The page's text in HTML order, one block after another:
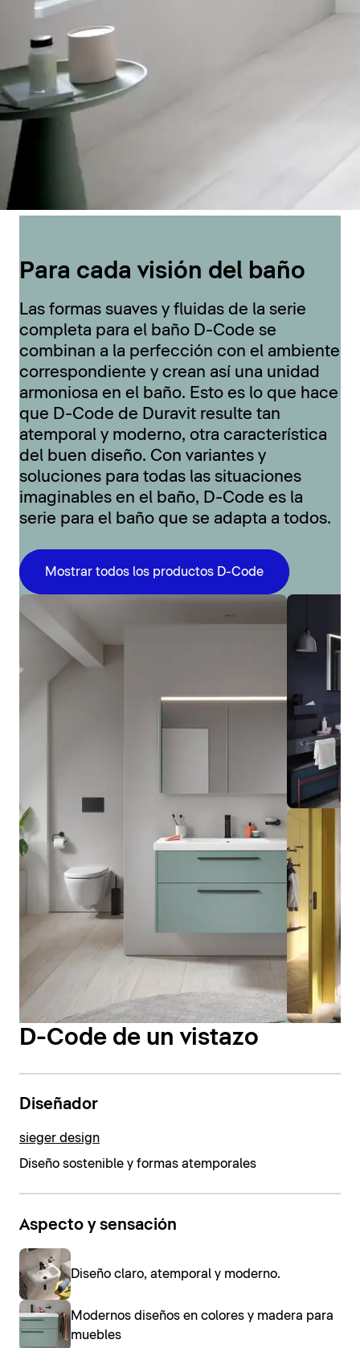
Para cada visión del baño
Las formas suaves y fluidas de la serie
completa para el baño D-Code se
combinan a la perfección con el ambiente
correspondiente y crean así una unidad
armoniosa en el baño. Esto es lo que hace
que D-Code de Duravit resulte tan
atemporal y moderno, otra característica
del buen diseño. Con variantes y
soluciones para todas las situaciones
imaginables en el baño, D-Code es la
serie para el baño que se adapta a todos.
Mostrar todos los productos D-Code
D-Code de un vistazo
Diseñador
sieger design
Diseño sostenible y formas atemporales
Aspecto y sensación
Diseño claro, atemporal y moderno.
Modernos diseños en colores y madera para
muebles